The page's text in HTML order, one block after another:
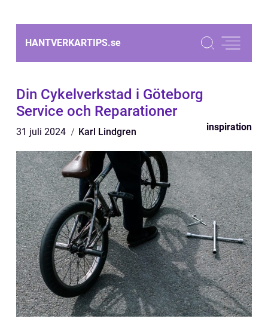
HANTVERKARTIPS.se
Din Cykelverkstad i Göteborg
Service och Reparationer
31 juli 2024 Karl Lindgren inspiration